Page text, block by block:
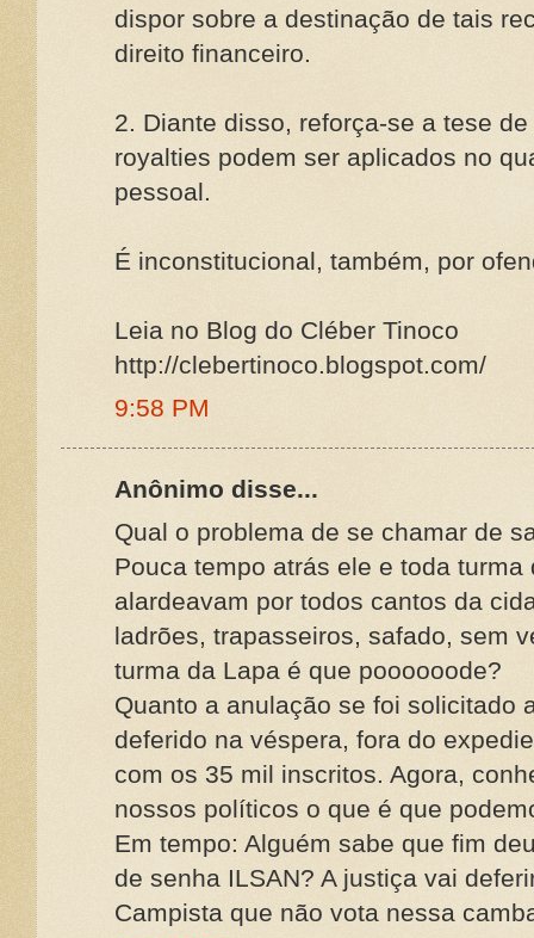
dispor sobre a destinação de tais
direito financeiro.
2. Diante disso, reforça-se a tese
royalties podem ser aplicados no
pessoal.
É inconstitucional, também, por
Leia no Blog do Cléber Tinoco
http://clebertinoco.blogspot.com/
9:58 PM
Anônimo disse...
Qual o problema de se chamar de
Pouca tempo atrás ele e toda turma
alardeavam por todos cantos da
ladrões, trapasseiros, safado, sem
turma da Lapa é que poooooode?
Quanto a anulação se foi solicitado
deferido na véspera, fora do
com os 35 mil inscritos. Agora,
nossos políticos o que é que
Em tempo: Alguém sabe que fim
de senha ILSAN? A justiça vai
Campista que não vota nessa